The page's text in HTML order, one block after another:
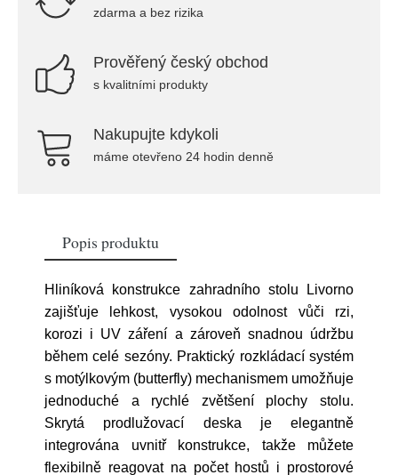
zdarma a bez rizika
Prověřený český obchod
s kvalitními produkty
Nakupujte kdykoli
máme otevřeno 24 hodin denně
Popis produktu
Hliníková konstrukce zahradního stolu Livorno
zajišťuje lehkost, vysokou odolnost vůči rzi,
korozi i UV záření a zároveň snadnou údržbu
během celé sezóny. Praktický rozkládací systém
s motýlkovým (butterfly) mechanismem umožňuje
jednoduché a rychlé zvětšení plochy stolu.
Skrytá prodlužovací deska je elegantně
integrována uvnitř konstrukce, takže můžete
flexibilně reagovat na počet hostů i prostorové